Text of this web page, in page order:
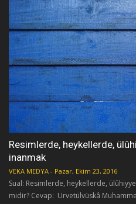
Resimlerde, heykellerde,
inanmak
VEKA MEDYA - Pazar, Ekim 23, 2016
Sual: Resimlerde, heykellerde,
midir? Cevap: Urvetülvüskâ